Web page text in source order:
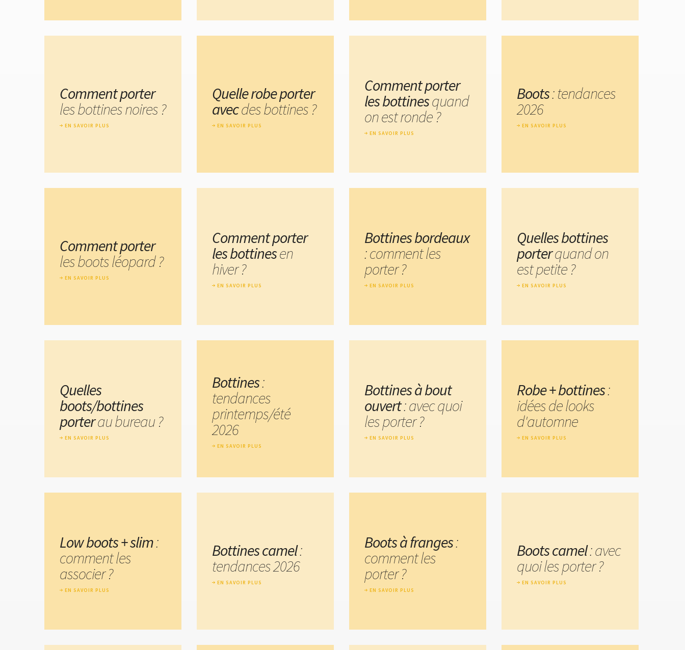
Comment porter
les bottines noires ?
EN SAVOIR PLUS
Quelle robe porter
avecdes bottines ?
EN SAVOIR PLUS
Comment porter
les bottinesquand
on est ronde ?
EN SAVOIR PLUS
Boots: tendances
2026
EN SAVOIR PLUS
Comment porter
les boots léopard ?
EN SAVOIR PLUS
Comment porter
les bottinesen
hiver ?
EN SAVOIR PLUS
Bottines bordeaux
: comment les
porter ?
EN SAVOIR PLUS
Quelles bottines
porterquand on
est petite ?
EN SAVOIR PLUS
Quelles
boots/bottines
porterau bureau ?
EN SAVOIR PLUS
Bottines:
tendances
printemps/été
2026
EN SAVOIR PLUS
Bottines à bout
ouvert: avec quoi
les porter ?
EN SAVOIR PLUS
Robe + bottines:
idées de looks
d'automne
EN SAVOIR PLUS
Low boots + slim:
comment les
associer ?
EN SAVOIR PLUS
Bottines camel:
tendances 2026
EN SAVOIR PLUS
Boots à franges:
comment les
porter ?
EN SAVOIR PLUS
Boots camel: avec
quoi les porter ?
EN SAVOIR PLUS